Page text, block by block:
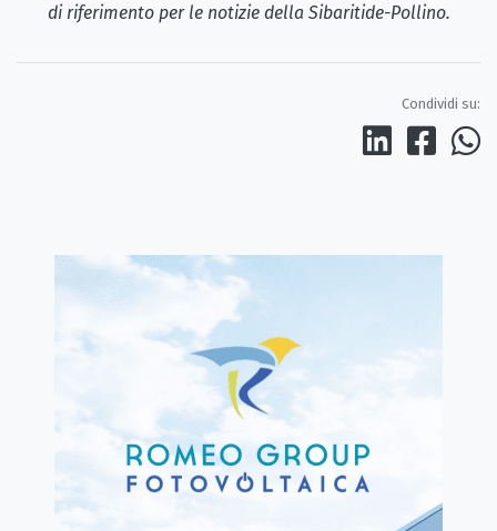
di riferimento per le notizie della Sibaritide-Pollino.
Condividi su: